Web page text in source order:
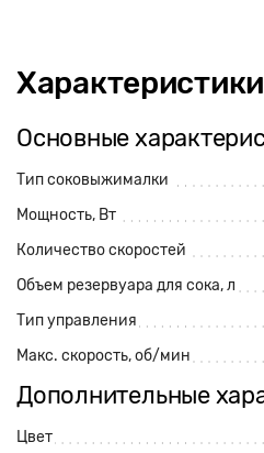
Характеристики
Основные
Тип соковыжималки
Мощность, Вт
Количество скоростей
Объем резервуара для сока, л
Тип управления
Макс. скорость, об/мин
Дополнительные
Цвет